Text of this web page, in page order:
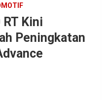
RT Kini
Peningkatan